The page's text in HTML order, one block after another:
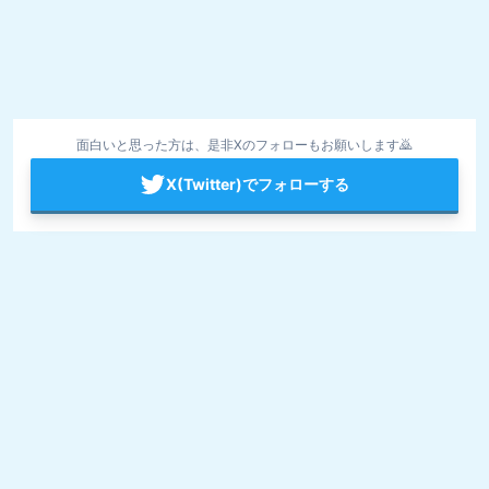
面白いと思った方は、是非Xのフォローもお願いします🙇
X(Twitter)でフォローする